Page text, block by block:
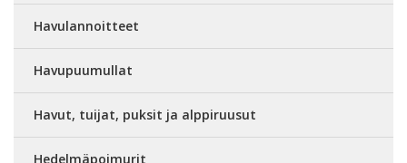
Havulannoitteet
Havupuumullat
Havut, tuijat, puksit ja alppiruusut
Hedelmäpoimurit